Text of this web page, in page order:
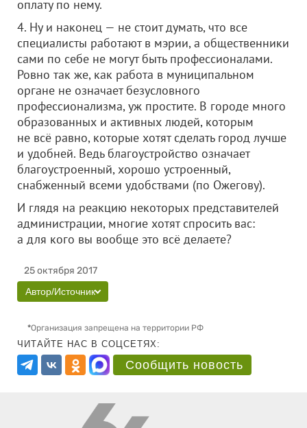
оплату по нему.
4. Ну и наконец — не стоит думать, что все
специалисты работают в мэрии, а общественники
сами по себе не могут быть профессионалами.
Ровно так же, как работа в муниципальном
органе не означает безусловного
профессионализма, уж простите. В городе много
образованных и активных людей, которым
не всё равно, которые хотят сделать город лучше
и удобней. Ведь благоустройство означает
благоустроенный, хорошо устроенный,
снабженный всеми удобствами (по Ожегову).
И глядя на реакцию некоторых представителей
администрации, многие хотят спросить вас:
а для кого вы вообще это всё делаете?
25 октября 2017
Автор/Источник
*Организация запрещена на территории РФ
ЧИТАЙТЕ НАС В СОЦСЕТЯХ:
Сообщить новость